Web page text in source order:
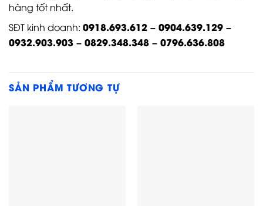
hàng tốt nhất.
SĐT kinh doanh: 0918.693.612 – 0904.639.129 –
0932.903.903 – 0829.348.348 – 0796.636.808
SẢN PHẨM TƯƠNG TỰ